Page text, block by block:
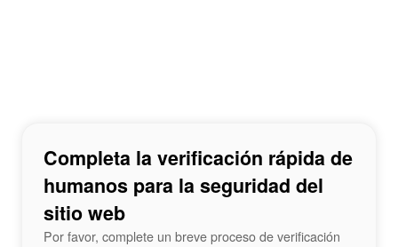
Completa la verificación rápida de
humanos para la seguridad del
sitio web
Por favor, complete un breve proceso de verificación